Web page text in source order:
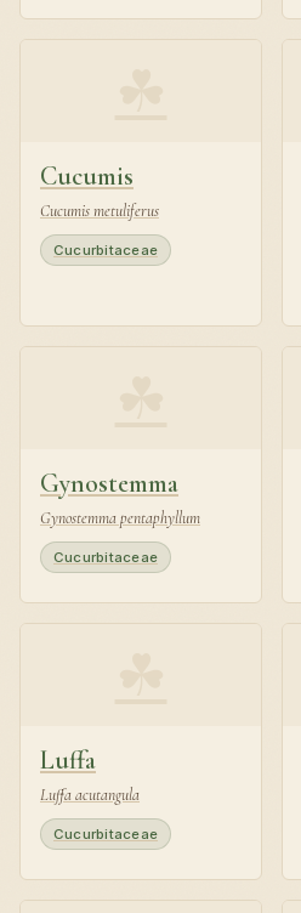
Cucumis
Cucumis metuliferus
Cucurbitaceae
Gynostemma
Gynostemma pentaphyllum
Cucurbitaceae
Luffa
Luffa acutangula
Cucurbitaceae